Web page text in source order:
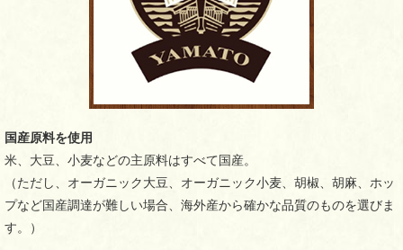
国産原料を使用
米、大豆、小麦などの主原料はすべて国産。
（ただし、オーガニック大豆、オーガニック小麦、胡椒、胡麻、ホッ
プなど国産調達が難しい場合、海外産から確かな品質のものを選びま
す。）